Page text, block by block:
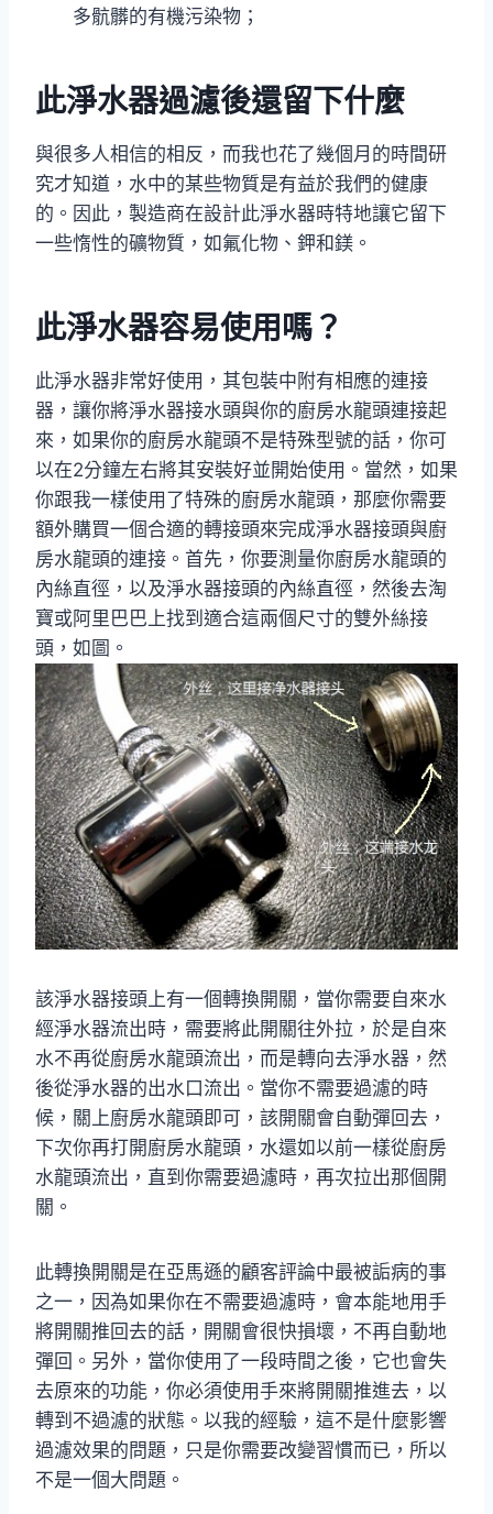
多骯髒的有機污染物；
此淨水器過濾後還留下什麼
與很多人相信的相反，而我也花了幾個月的時間研
究才知道，水中的某些物質是有益於我們的健康
的。因此，製造商在設計此淨水器時特地讓它留下
一些惰性的礦物質，如氟化物、鉀和鎂。
此淨水器容易使用嗎？
此淨水器非常好使用，其包裝中附有相應的連接
器，讓你將淨水器接水頭與你的廚房水龍頭連接起
來，如果你的廚房水龍頭不是特殊型號的話，你可
以在2分鐘左右將其安裝好並開始使用。當然，如果
你跟我一樣使用了特殊的廚房水龍頭，那麼你需要
額外購買一個合適的轉接頭來完成淨水器接頭與廚
房水龍頭的連接。首先，你要測量你廚房水龍頭的
內絲直徑，以及淨水器接頭的內絲直徑，然後去淘
寶或阿里巴巴上找到適合這兩個尺寸的雙外絲接
頭，如圖。
該淨水器接頭上有一個轉換開關，當你需要自來水
經淨水器流出時，需要將此開關往外拉，於是自來
水不再從廚房水龍頭流出，而是轉向去淨水器，然
後從淨水器的出水口流出。當你不需要過濾的時
候，關上廚房水龍頭即可，該開關會自動彈回去，
下次你再打開廚房水龍頭，水還如以前一樣從廚房
水龍頭流出，直到你需要過濾時，再次拉出那個開
關。
此轉換開關是在亞馬遜的顧客評論中最被詬病的事
之一，因為如果你在不需要過濾時，會本能地用手
將開關推回去的話，開關會很快損壞，不再自動地
彈回。另外，當你使用了一段時間之後，它也會失
去原來的功能，你必須使用手來將開關推進去，以
轉到不過濾的狀態。以我的經驗，這不是什麼影響
過濾效果的問題，只是你需要改變習慣而已，所以
不是一個大問題。